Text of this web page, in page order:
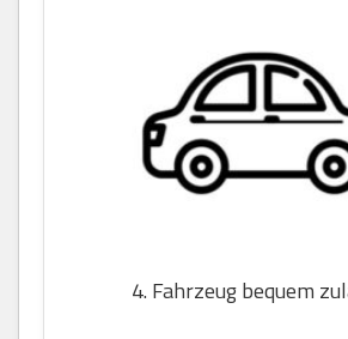
4. Fahrzeug bequem